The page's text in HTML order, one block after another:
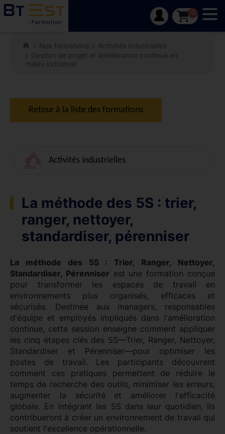
0
Nos formations
Activités industrielles
Gestion de projet et amélioration continue en
milieu industriel
Retour à la liste des formations
Activités industrielles
La méthode des 5S : trier,
ranger, nettoyer,
standardiser, pérenniser
La méthode des 5S : Trier, Ranger, Nettoyer,
Standardiser, Pérenniser est une formation conçue
pour transformer les espaces de travail en
environnements plus organisés, efficaces et
sécurisés. Destinée aux managers, responsables
d'équipe et employés impliqués dans l'amélioration
continue, cette session enseigne comment appliquer
les cinq étapes clés des 5S—Trier, Ranger, Nettoyer,
Standardiser et Pérenniser—pour optimiser les
postes de travail. Les participants découvrent
comment ces pratiques permettent de réduire le
temps de recherche des outils, minimiser les erreurs,
augmenter la sécurité et améliorer l'efficacité
globale. En intégrant les 5S dans leur quotidien, ils
contribueront à créer un environnement de travail qui
soutient l'excellence opérationnelle.